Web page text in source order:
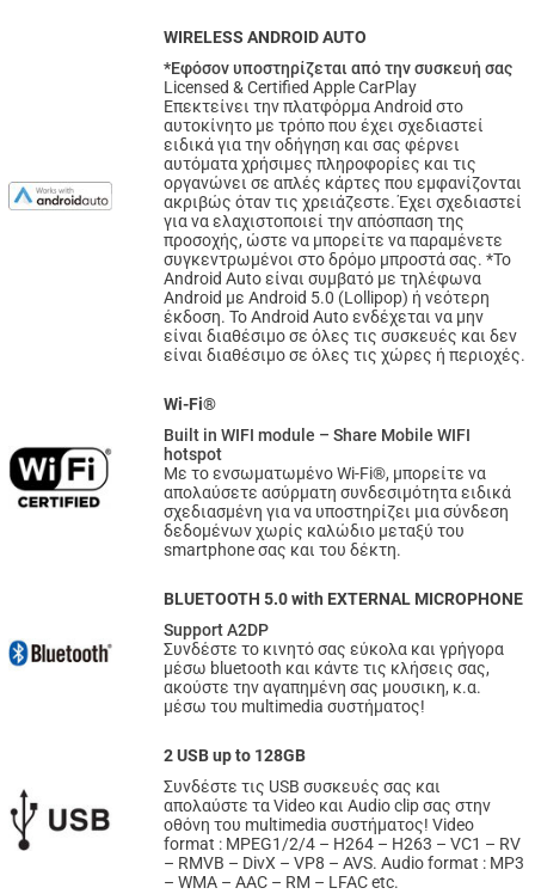
WIRELESS ANDROID AUTO
*Εφόσον υποστηρίζεται από την συσκευή σας
Licensed & Certified Apple CarPlay
Επεκτείνει την πλατφόρμα Android στο
αυτοκίνητο με τρόπο που έχει σχεδιαστεί
ειδικά για την οδήγηση και σας φέρνει
αυτόματα χρήσιμες πληροφορίες και τις
οργανώνει σε απλές κάρτες που εμφανίζονται
ακριβώς όταν τις χρειάζεστε. Έχει σχεδιαστεί
για να ελαχιστοποιεί την απόσπαση της
προσοχής, ώστε να μπορείτε να παραμένετε
συγκεντρωμένοι στο δρόμο μπροστά σας. *Το
Android Auto είναι συμβατό με τηλέφωνα
Android με Android 5.0 (Lollipop) ή νεότερη
έκδοση. Το Android Auto ενδέχεται να μην
είναι διαθέσιμο σε όλες τις συσκευές και δεν
είναι διαθέσιμο σε όλες τις χώρες ή περιοχές.
Wi-Fi®
Built in WIFI module – Share Mobile WIFI
hotspot
Με το ενσωματωμένο Wi-Fi®, μπορείτε να
απολαύσετε ασύρματη συνδεσιμότητα ειδικά
σχεδιασμένη για να υποστηρίζει μια σύνδεση
δεδομένων χωρίς καλώδιο μεταξύ του
smartphone σας και του δέκτη.
BLUETOOTH 5.0 with EXTERNAL MICROPHONE
Support A2DP
Συνδέστε το κινητό σας εύκολα και γρήγορα
μέσω bluetooth και κάντε τις κλήσεις σας,
ακούστε την αγαπημένη σας μουσικη, κ.α.
μέσω του multimedia συστήματος!
2 USB up to 128GB
Συνδέστε τις USB συσκευές σας και
απολαύστε τα Video και Audio clip σας στην
οθόνη του multimedia συστήματος! Video
format : MPEG1/2/4 – H264 – H263 – VC1 – RV
– RMVB – DivX – VP8 – AVS. Audio format : MP3
– WMA – AAC – RM – LFAC etc.